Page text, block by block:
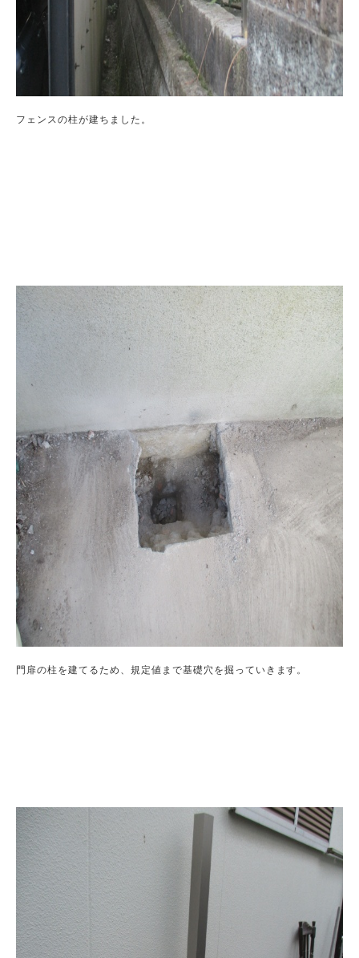
フェンスの柱が建ちました。
門扉の柱を建てるため、規定値まで基礎穴を掘っていきます。